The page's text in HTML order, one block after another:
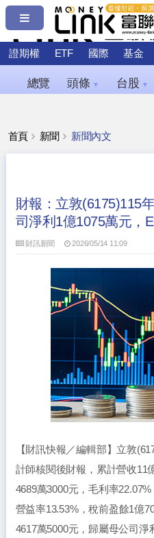
證期權 ETF 國際 基金
總覽 頭條 ▼ 台股 ▼
首頁 新聞 新聞內文
財報：立敦(6175)115
司淨利1億1075萬元，
財訊新聞 2026/05/14 11:09
【財訊快報／編輯部】立敦
計師核閱後財報，累計營收11
4689萬3000元，毛利率
營益率13.53%，稅前盈餘1億
4617萬5000元，歸屬母公司淨